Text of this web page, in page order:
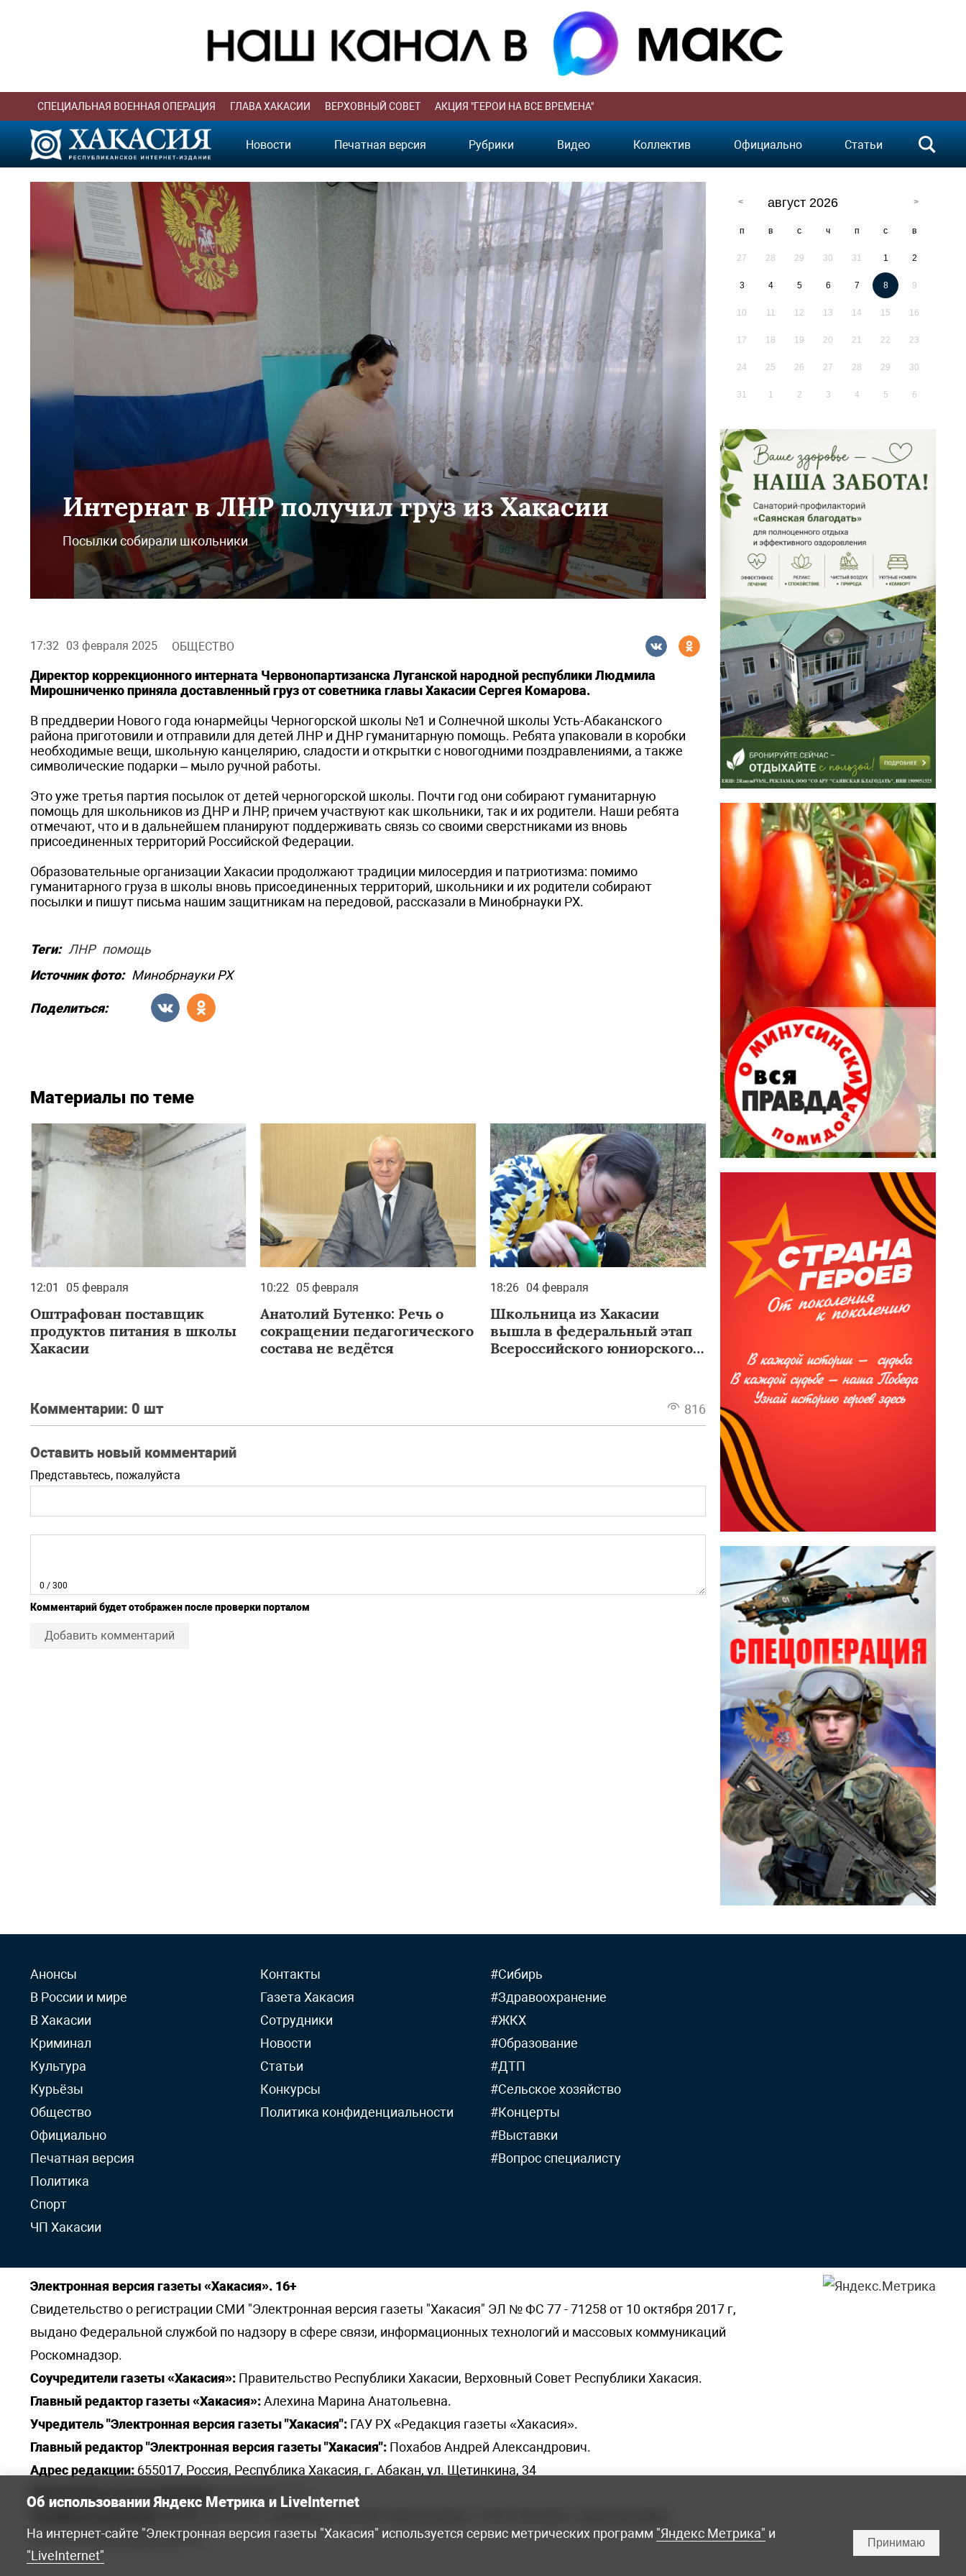
СПЕЦИАЛЬНАЯ ВОЕННАЯ ОПЕРАЦИЯ ГЛАВА ХАКАСИИ ВЕРХОВНЫЙ СОВЕТ АКЦИЯ "ГЕРОИ НА ВСЕ ВРЕМЕНА"
Новости Печатная версия Рубрики Видео Коллектив Официально Статьи
Интернат в ЛНР получил груз из Хакасии
Посылки собирали школьники
17:32 03 февраля 2025 ОБЩЕСТВО
Директор коррекционного интерната Червонопартизанска Луганской народной республики Людмила
Мирошниченко приняла доставленный груз от советника главы Хакасии Сергея Комарова.
В преддверии Нового года юнармейцы Черногорской школы №1 и Солнечной школы Усть-Абаканского
района приготовили и отправили для детей ЛНР и ДНР гуманитарную помощь. Ребята упаковали в коробки
необходимые вещи, школьную канцелярию, сладости и открытки с новогодними поздравлениями, а также
символические подарки – мыло ручной работы.
Это уже третья партия посылок от детей черногорской школы. Почти год они собирают гуманитарную
помощь для школьников из ДНР и ЛНР, причем участвуют как школьники, так и их родители. Наши ребята
отмечают, что и в дальнейшем планируют поддерживать связь со своими сверстниками из вновь
присоединенных территорий Российской Федерации.
Образовательные организации Хакасии продолжают традиции милосердия и патриотизма: помимо
гуманитарного груза в школы вновь присоединенных территорий, школьники и их родители собирают
посылки и пишут письма нашим защитникам на передовой, рассказали в Минобрнауки РХ.
Теги: ЛНР помощь
Источник фото: Минобрнауки РХ
Поделиться:
Материалы по теме
12:01 05 февраля
Оштрафован поставщик
продуктов питания в школы
Хакасии
10:22 05 февраля
Анатолий Бутенко: Речь о
сокращении педагогического
состава не ведётся
18:26 04 февраля
Школьница из Хакасии
вышла в федеральный этап
Всероссийского юниорского
Комментарии: 0 шт 816
Оставить новый комментарий
Представьтесь, пожалуйста
0 / 300
Комментарий будет отображен после проверки порталом
Добавить комментарий
август 2026
п в с ч п с в
27 28 29 30 31 1 2
3 4 5 6 7 8 9
10 11 12 13 14 15 16
17 18 19 20 21 22 23
24 25 26 27 28 29 30
31 1 2 3 4 5 6
Анонсы
В России и мире
В Хакасии
Криминал
Культура
Курьёзы
Общество
Официально
Печатная версия
Политика
Спорт
ЧП Хакасии
Контакты
Газета Хакасия
Сотрудники
Новости
Статьи
Конкурсы
Политика конфиденциальности
#Сибирь
#Здравоохранение
#ЖКХ
#Образование
#ДТП
#Сельское хозяйство
#Концерты
#Выставки
#Вопрос специалисту
Электронная версия газеты «Хакасия». 16+
Свидетельство о регистрации СМИ "Электронная версия газеты "Хакасия" ЭЛ № ФС 77 - 71258 от 10 октября 2017 г,
выдано Федеральной службой по надзору в сфере связи, информационных технологий и массовых коммуникаций
Роскомнадзор.
Соучредители газеты «Хакасия»: Правительство Республики Хакасии, Верховный Совет Республики Хакасия.
Главный редактор газеты «Хакасия»:Алехина Марина Анатольевна.
Учредитель "Электронная версия газеты "Хакасия": ГАУ РХ «Редакция газеты «Хакасия».
Главный редактор "Электронная версия газеты "Хакасия": Похабов Андрей Александрович.
Адрес редакции: 655017, Россия, Республика Хакасия, г. Абакан, ул. Щетинкина, 34
Электронная почта редакции: khakred@r-19.ru
elena.s.korotkowa@yandex.ru.
Об использовании Яндекс Метрика и LiveInternet
На интернет-сайте "Электронная версия газеты "Хакасия" используется сервис метрических программ "Яндекс Метрика" и
"LiveInternet"
Принимаю